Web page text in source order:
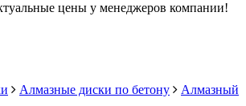
цены у менеджеров компании!
Алмазные диски по бетону
Алмазный